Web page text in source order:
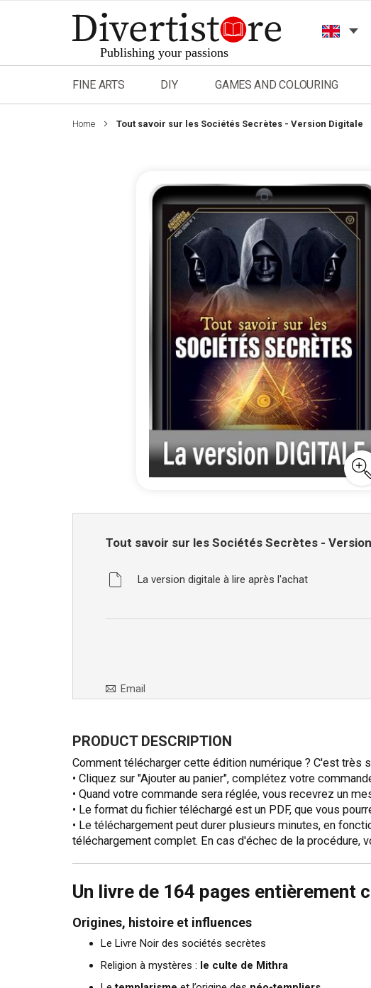
to
Content
FINE ARTS DIY GAMES AND COLOURING
Home Tout savoir sur les Sociétés Secrètes - Version Digitale
beginningsavoir
les
Tout savoir sur les Sociétés Secrètes -
La version digitale à lire après l'achat
Email
PRODUCT DESCRIPTION
Comment télécharger cette édition numérique ? C'est très
• Cliquez sur "Ajouter au panier", complétez votre
• Quand votre commande sera réglée, vous recevrez un
• Le format du fichier téléchargé est un PDF, que vous
• Le téléchargement peut durer plusieurs minutes, en
téléchargement complet. En cas d'échec de la procédure,
Un livre de 164 pages entièrement
Origines, histoire et influences
Le Livre Noir des sociétés secrètes
Religion à mystères : le culte de Mithra